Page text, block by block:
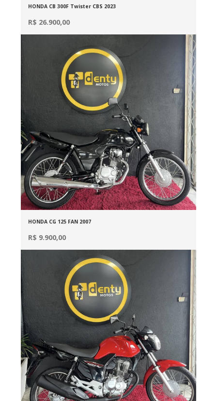
HONDA CB 300F Twister CBS 2023
R$ 26.900,00
HONDA CG 125 FAN 2007
R$ 9.900,00